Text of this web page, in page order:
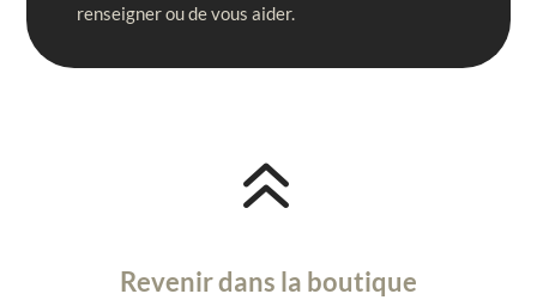
renseigner ou de vous aider.
6
Revenir dans la boutique